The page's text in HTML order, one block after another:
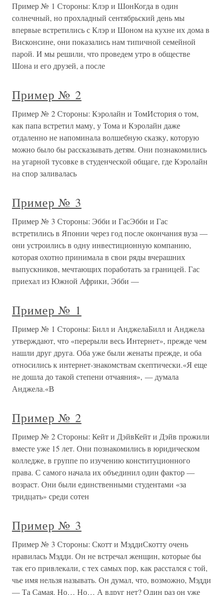
Пример № 1 Стороны: Клэр и ШонКогда в один
солнечный, но прохладный сентябрьский день мы
впервые встретились с Клэр и Шоном на кухне их дома в
Висконсине, они показались нам типичной семейной
парой. И мы решили, что проведем утро в обществе
Шона и его друзей, а после
Пример № 2
Пример № 2 Стороны: Кэролайн и ТомИстория о том,
как папа встретил маму, у Тома и Кэролайн даже
отдаленно не напоминала волшебную сказку, которую
можно было бы рассказывать детям. Они познакомились
на угарной тусовке в студенческой общаге, где Кэролайн
на спор заливалась
Пример № 3
Пример № 3 Стороны: Эбби и ГасЭбби и Гас
встретились в Японии через год после окончания вуза —
они устроились в одну инвестиционную компанию,
которая охотно принимала в свои ряды вчерашних
выпускников, мечтающих поработать за границей. Гас
приехал из Южной Африки, Эбби —
Пример № 1
Пример № 1 Стороны: Билл и АнджелаБилл и Анджела
утверждают, что «перерыли весь Интернет», прежде чем
нашли друг друга. Оба уже были женаты прежде, и оба
относились к интернет-знакомствам скептически.«Я еще
не дошла до такой степени отчаяния», — думала
Анджела.«В
Пример № 2
Пример № 2 Стороны: Кейт и ДэйвКейт и Дэйв прожили
вместе уже 15 лет. Они познакомились в юридическом
колледже, в группе по изучению конституционного
права. С самого начала их объединил один фактор —
возраст. Они были единственными студентами «за
тридцать» среди сотен
Пример № 3
Пример № 3 Стороны: Скотт и МэддиСкотту очень
нравилась Мэдди. Он не встречал женщин, которые бы
так его привлекали, с тех самых пор, как расстался с той,
чье имя нельзя называть. Он думал, что, возможно, Мэдди
— Та Самая. Но… Но… А вдруг нет? Один раз он уже